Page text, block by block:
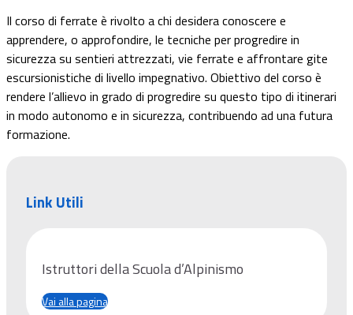
Il corso di ferrate è rivolto a chi desidera conoscere e
apprendere, o approfondire, le tecniche per progredire in
sicurezza su sentieri attrezzati, vie ferrate e affrontare gite
escursionistiche di livello impegnativo. Obiettivo del corso è
rendere l’allievo in grado di progredire su questo tipo di itinerari
in modo autonomo e in sicurezza, contribuendo ad una futura
formazione.
Link Utili
Istruttori della Scuola d’Alpinismo
Vai alla pagina